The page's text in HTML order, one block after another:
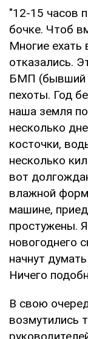
"12-15 часов
бочке. Чтоб
Многие ехать
отказались.
БМП (бывший
пехоты. Год
наша земля
несколько
косточки,
несколько
вот
влажной
машине,
простужены.
новогоднего
начнут
Ничего
В свою
возмутились